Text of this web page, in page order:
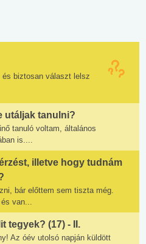
biztosan választ lelsz
utáljak tanulni?
tanuló voltam, általános
is....
illetve hogy tudnám
bár előttem sem tiszta még.
van...
tegyek? (17) - II.
Az óév utolsó napján küldött